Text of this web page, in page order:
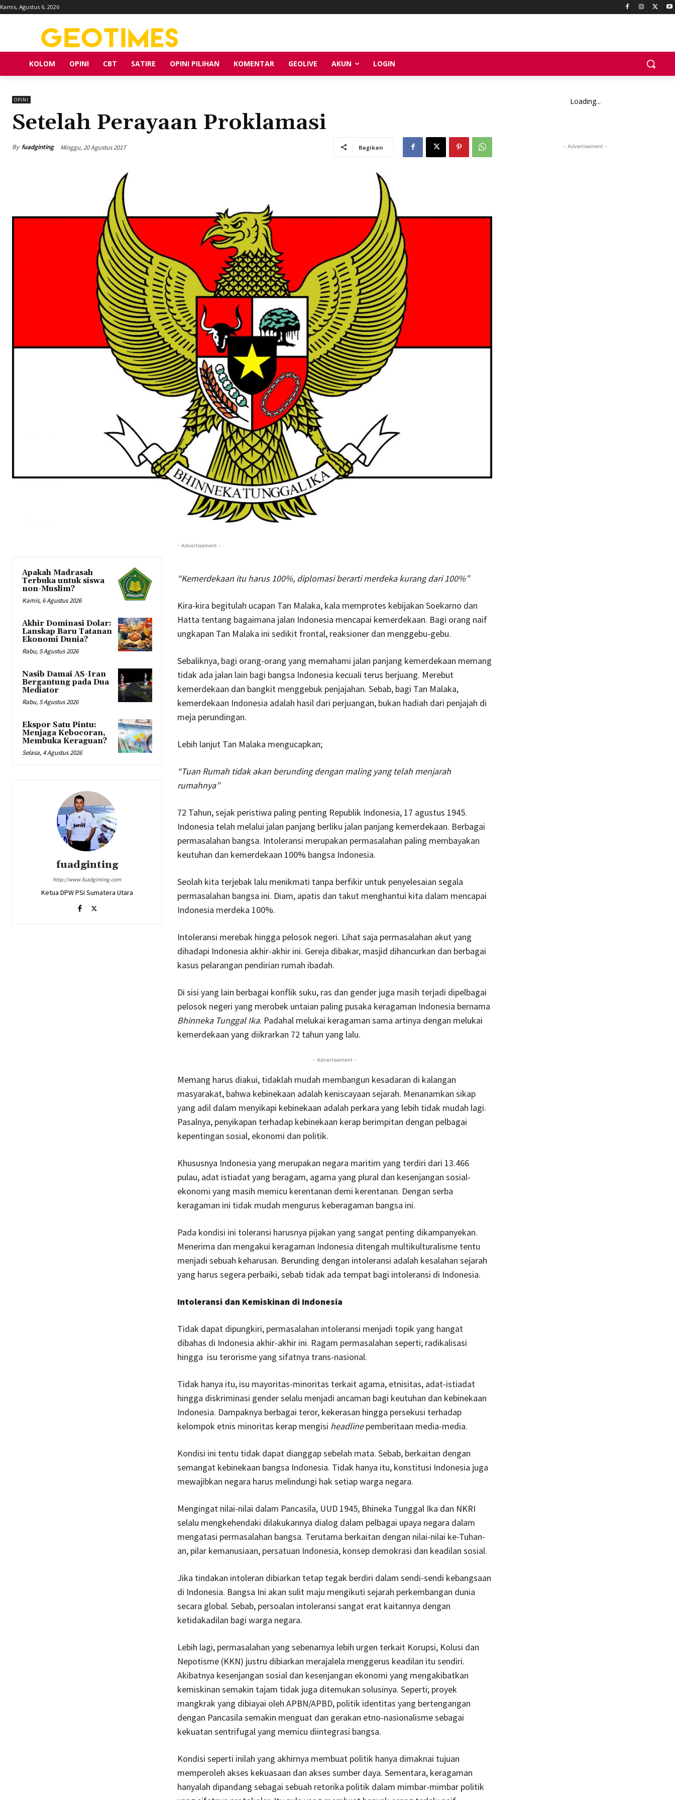
Kamis, Agustus 6, 2026
KOLOM OPINI CBT SATIRE OPINI PILIHAN KOMENTAR GEOLIVE AKUN LOGIN
OPINI
Setelah Perayaan Proklamasi
By fuadginting Minggu, 20 Agustus 2017 Bagikan
Apakah Madrasah
Terbuka untuk siswa
non-Muslim?
Kamis, 6 Agustus 2026
Akhir Dominasi Dolar:
Lanskap Baru Tatanan
Ekonomi Dunia?
Rabu, 5 Agustus 2026
Nasib Damai AS-Iran
Bergantung pada Dua
Mediator
Rabu, 5 Agustus 2026
Ekspor Satu Pintu:
Menjaga Kebocoran,
Membuka Keraguan?
Selasa, 4 Agustus 2026
fuadginting
http://www.fuadginting.com
Ketua DPW PSI Sumatera Utara
- Advertisement -
“Kemerdekaan itu harus 100%, diplomasi berarti merdeka kurang dari 100%”
Kira-kira begitulah ucapan Tan Malaka, kala memprotes kebijakan Soekarno dan
Hatta tentang bagaimana jalan Indonesia mencapai kemerdekaan. Bagi orang naif
ungkapan Tan Malaka ini sedikit frontal, reaksioner dan menggebu-gebu.
Sebaliknya, bagi orang-orang yang memahami jalan panjang kemerdekaan memang
tidak ada jalan lain bagi bangsa Indonesia kecuali terus berjuang. Merebut
kemerdekaan dan bangkit menggebuk penjajahan. Sebab, bagi Tan Malaka,
kemerdekaan Indonesia adalah hasil dari perjuangan, bukan hadiah dari penjajah di
meja perundingan.
Lebih lanjut Tan Malaka mengucapkan;
“Tuan Rumah tidak akan berunding dengan maling yang telah menjarah
rumahnya”
72 Tahun, sejak peristiwa paling penting Republik Indonesia, 17 agustus 1945.
Indonesia telah melalui jalan panjang berliku jalan panjang kemerdekaan. Berbagai
permasalahan bangsa. Intoleransi merupakan permasalahan paling membayakan
keutuhan dan kemerdekaan 100% bangsa Indonesia.
Seolah kita terjebak lalu menikmati tanpa berfikir untuk penyelesaian segala
permasalahan bangsa ini. Diam, apatis dan takut menghantui kita dalam mencapai
Indonesia merdeka 100%.
Intoleransi merebak hingga pelosok negeri. Lihat saja permasalahan akut yang
dihadapi Indonesia akhir-akhir ini. Gereja dibakar, masjid dihancurkan dan berbagai
kasus pelarangan pendirian rumah ibadah.
Di sisi yang lain berbagai konflik suku, ras dan gender juga masih terjadi dipelbagai
pelosok negeri yang merobek untaian paling pusaka keragaman Indonesia bernama
Bhinneka Tunggal Ika. Padahal melukai keragaman sama artinya dengan melukai
kemerdekaan yang diikrarkan 72 tahun yang lalu.
- Advertisement -
Memang harus diakui, tidaklah mudah membangun kesadaran di kalangan
masyarakat, bahwa kebinekaan adalah keniscayaan sejarah. Menanamkan sikap
yang adil dalam menyikapi kebinekaan adalah perkara yang lebih tidak mudah lagi.
Pasalnya, penyikapan terhadap kebinekaan kerap berimpitan dengan pelbagai
kepentingan sosial, ekonomi dan politik.
Khususnya Indonesia yang merupakan negara maritim yang terdiri dari 13.466
pulau, adat istiadat yang beragam, agama yang plural dan kesenjangan sosial-
ekonomi yang masih memicu kerentanan demi kerentanan. Dengan serba
keragaman ini tidak mudah mengurus keberagaman bangsa ini.
Pada kondisi ini toleransi harusnya pijakan yang sangat penting dikampanyekan.
Menerima dan mengakui keragaman Indonesia ditengah multikulturalisme tentu
menjadi sebuah keharusan. Berunding dengan intoleransi adalah kesalahan sejarah
yang harus segera perbaiki, sebab tidak ada tempat bagi intoleransi di Indonesia.
Intoleransi dan Kemiskinan di Indonesia
Tidak dapat dipungkiri, permasalahan intoleransi menjadi topik yang hangat
dibahas di Indonesia akhir-akhir ini. Ragam permasalahan seperti; radikalisasi
hingga isu terorisme yang sifatnya trans-nasional.
Tidak hanya itu, isu mayoritas-minoritas terkait agama, etnisitas, adat-istiadat
hingga diskriminasi gender selalu menjadi ancaman bagi keutuhan dan kebinekaan
Indonesia. Dampaknya berbagai teror, kekerasan hingga persekusi terhadap
kelompok etnis minoritas kerap mengisi headlinepemberitaan media-media.
Kondisi ini tentu tidak dapat dianggap sebelah mata. Sebab, berkaitan dengan
semangat kebinekaan bangsa Indonesia. Tidak hanya itu, konstitusi Indonesia juga
mewajibkan negara harus melindungi hak setiap warga negara.
Mengingat nilai-nilai dalam Pancasila, UUD 1945, Bhineka Tunggal Ika dan NKRI
selalu mengkehendaki dilakukannya dialog dalam pelbagai upaya negara dalam
mengatasi permasalahan bangsa. Terutama berkaitan dengan nilai-nilai ke-Tuhan-
an, pilar kemanusiaan, persatuan Indonesia, konsep demokrasi dan keadilan sosial.
Jika tindakan intoleran dibiarkan tetap tegak berdiri dalam sendi-sendi kebangsaan
di Indonesia. Bangsa Ini akan sulit maju mengikuti sejarah perkembangan dunia
secara global. Sebab, persoalan intoleransi sangat erat kaitannya dengan
ketidakadilan bagi warga negara.
Lebih lagi, permasalahan yang sebenarnya lebih urgen terkait Korupsi, Kolusi dan
Nepotisme (KKN) justru dibiarkan merajalela menggerus keadilan itu sendiri.
Akibatnya kesenjangan sosial dan kesenjangan ekonomi yang mengakibatkan
kemiskinan semakin tajam tidak juga ditemukan solusinya. Seperti; proyek
mangkrak yang dibiayai oleh APBN/APBD, politik identitas yang bertengangan
dengan Pancasila semakin menguat dan gerakan etno-nasionalisme sebagai
kekuatan sentrifugal yang memicu diintegrasi bangsa.
Kondisi seperti inilah yang akhirnya membuat politik hanya dimaknai tujuan
memperoleh akses kekuasaan dan akses sumber daya. Sementara, keragaman
hanyalah dipandang sebagai sebuah retorika politik dalam mimbar-mimbar politik
Loading...
- Advertisement -